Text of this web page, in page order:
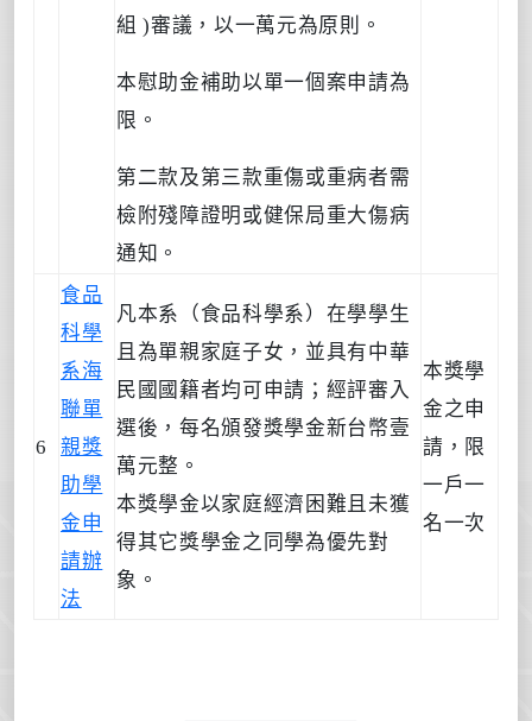
組 )審議，以一萬元為原則。
本慰助金補助以單一個案申請為
限。
第二款及第三款重傷或重病者需
檢附殘障證明或健保局重大傷病
通知。
6
食品
科學
系海
聯單
親獎
助學
金申
請辦
法
凡本系（食品科學系）在學學生
且為單親家庭子女，並具有中華
民國國籍者均可申請；經評審入
選後，每名頒發獎學金新台幣壹
萬元整。
本獎學金以家庭經濟困難且未獲
得其它獎學金之同學為優先對
象。
本獎學
金之申
請，限
一戶一
名一次